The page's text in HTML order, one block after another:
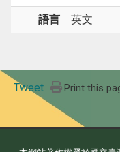
語言 英文
Tweet Print this